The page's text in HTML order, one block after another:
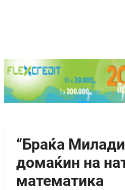
“Браќа
домаќин на
математика